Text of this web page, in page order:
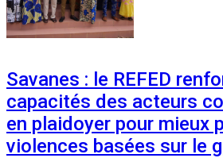
Savanes : le REFED
capacités des acteurs
en plaidoyer pour mieux
violences basées sur le